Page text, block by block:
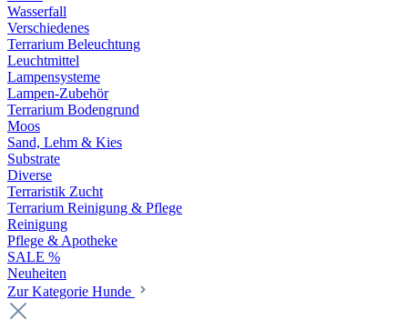
Wasserfall
Verschiedenes
Terrarium Beleuchtung
Leuchtmittel
Lampensysteme
Lampen-Zubehör
Terrarium Bodengrund
Moos
Sand, Lehm & Kies
Substrate
Diverse
Terraristik Zucht
Terrarium Reinigung & Pflege
Reinigung
Pflege & Apotheke
SALE %
Neuheiten
Zur Kategorie Hunde